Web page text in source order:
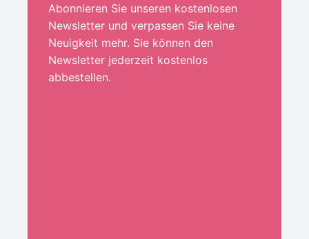
Abonnieren Sie unseren kostenlosen
Newsletter und verpassen Sie keine
Neuigkeit mehr. Sie können den
Newsletter jederzeit kostenlos
abbestellen.